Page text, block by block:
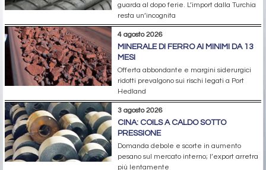
guarda al dopo ferie. L’import dalla Turchia
resta un’incognita
4 agosto 2026
MINERALE DI FERRO AI MINIMI DA 13
MESI
Offerta abbondante e margini siderurgici
ridotti prevalgono sui rischi legati a Port
Hedland
3 agosto 2026
CINA: COILS A CALDO SOTTO
PRESSIONE
Domanda debole e scorte in aumento
pesano sul mercato interno; l’export arretra
più lentamente